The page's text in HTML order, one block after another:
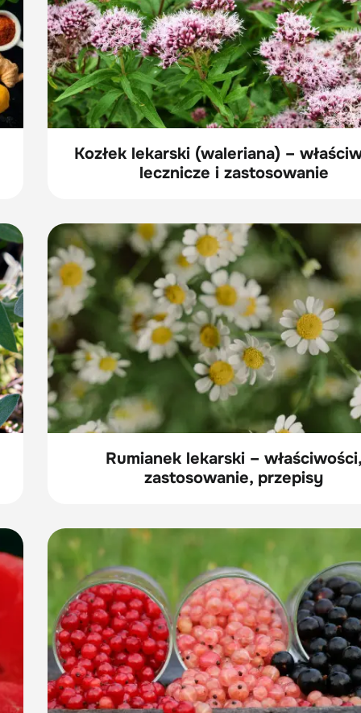
Kozłek lekarski (waleriana) –
lecznicze i zastosowanie
Rumianek lekarski –
zastosowanie, przepisy